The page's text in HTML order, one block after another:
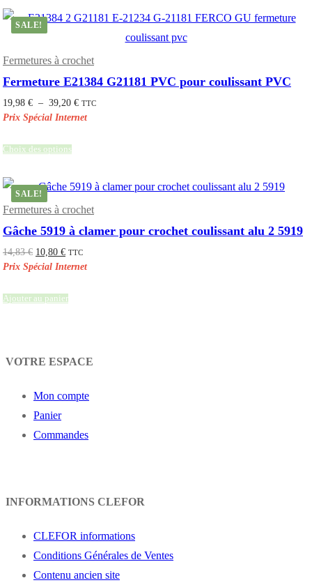
SALE!
Fermetures à crochet
Fermeture E21384 G21181 PVC pour coulissant PVC
19,98 € – 39,20 €Plage
prix :
TTC
Choix des options
SALE!
Fermetures à crochet
Gâche 5919 à clamer pour crochet coulissant alu 2 5919
14,83€ Le
prix
initial
10,80 €Le
prix
actuel
TTC
Ajouter au panier
VOTRE ESPACE
Mon compte
Panier
Commandes
INFORMATIONS CLEFOR
CLEFOR informations
Conditions Générales de Ventes
Contenu ancien site